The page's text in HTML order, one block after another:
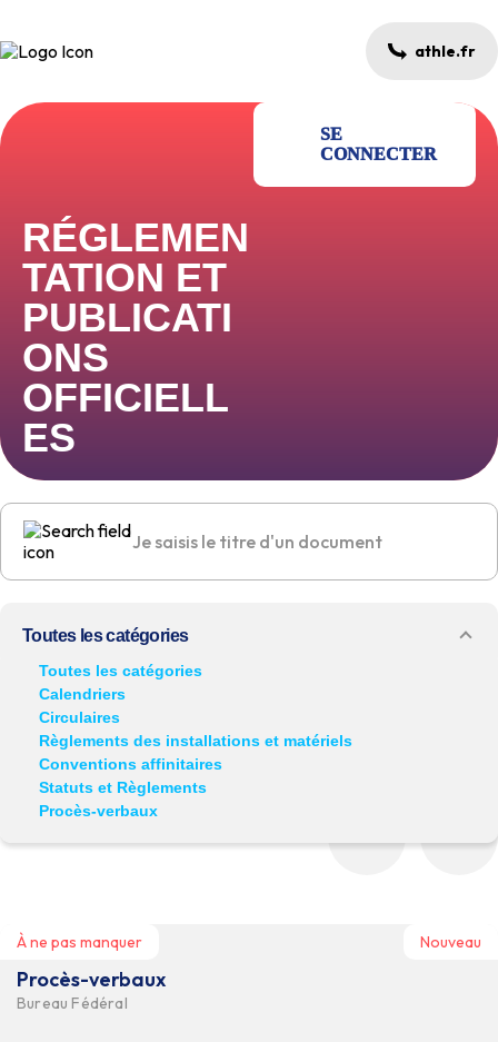
athle.fr
RÉGLEMEN
TATION ET
PUBLICATI
ONS
OFFICIELL
ES
SE
CONNECTER
Toutes les catégories
Toutes les catégories
Calendriers
Circulaires
Règlements des installations et matériels
Conventions affinitaires
Statuts et Règlements
Procès-verbaux
Récemment publié
Il y a moins de 3 mois
À ne pas manquer
Nouveau
À ne pas manquer
Procès-verbaux
Bureau Fédéral